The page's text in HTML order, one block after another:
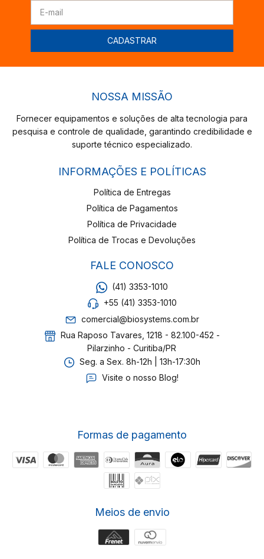
NOSSA MISSÃO
Fornecer equipamentos e soluções de alta tecnologia para
pesquisa e controle de qualidade, garantindo credibilidade e
suporte técnico especializado.
INFORMAÇÕES E POLÍTICAS
Política de Entregas
Política de Pagamentos
Política de Privacidade
Política de Trocas e Devoluções
FALE CONOSCO
(41) 3353-1010
+55 (41) 3353-1010
comercial@biosystems.com.br
Rua Raposo Tavares, 1218 - 82.100-452 -
Pilarzinho - Curitiba/PR
Seg. a Sex. 8h-12h | 13h-17:30h
Visite o nosso Blog!
Formas de pagamento
Meios de envio